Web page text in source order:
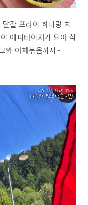
걀 프라이 하나랑 치
애피타이저가 되어 식
와 야채볶음까지~